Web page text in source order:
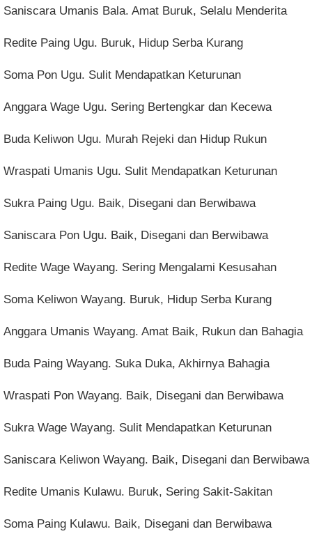
Saniscara Umanis Bala. Amat Buruk, Selalu Menderita
Redite Paing Ugu. Buruk, Hidup Serba Kurang
Soma Pon Ugu. Sulit Mendapatkan Keturunan
Anggara Wage Ugu. Sering Bertengkar dan Kecewa
Buda Keliwon Ugu. Murah Rejeki dan Hidup Rukun
Wraspati Umanis Ugu. Sulit Mendapatkan Keturunan
Sukra Paing Ugu. Baik, Disegani dan Berwibawa
Saniscara Pon Ugu. Baik, Disegani dan Berwibawa
Redite Wage Wayang. Sering Mengalami Kesusahan
Soma Keliwon Wayang. Buruk, Hidup Serba Kurang
Anggara Umanis Wayang. Amat Baik, Rukun dan Bahagia
Buda Paing Wayang. Suka Duka, Akhirnya Bahagia
Wraspati Pon Wayang. Baik, Disegani dan Berwibawa
Sukra Wage Wayang. Sulit Mendapatkan Keturunan
Saniscara Keliwon Wayang. Baik, Disegani dan Berwibawa
Redite Umanis Kulawu. Buruk, Sering Sakit-Sakitan
Soma Paing Kulawu. Baik, Disegani dan Berwibawa